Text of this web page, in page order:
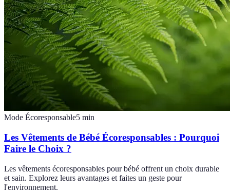
Mode Écoresponsable5 min
Les Vêtements de Bébé Écoresponsables : Pourquoi
Faire le Choix ?
Les vêtements écoresponsables pour bébé offrent un choix durable
et sain. Explorez leurs avantages et faites un geste pour
l'environnement.